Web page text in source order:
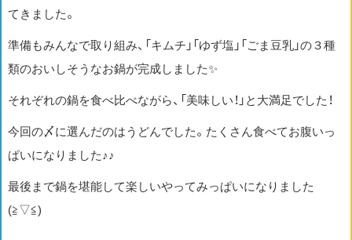
てきました。
準備もみんなで取り組み、「キムチ」「ゆず塩」「ごま豆乳」の３種
類のおいしそうなお鍋が完成しました✨
それぞれの鍋を食べ比べながら、「美味しい！」と大満足でした！
今回の〆に選んだのはうどんでした。たくさん食べてお腹いっ
ぱいになりました♪♪
最後まで鍋を堪能して楽しいやってみっぱいになりました
(≧▽≦)